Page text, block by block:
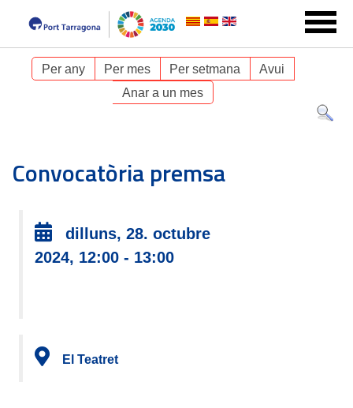
Per any Per mes Per setmana
Avui
Anar a un mes
Convocatòria premsa
dilluns, 28. octubre
2024, 12:00 - 13:00
El Teatret